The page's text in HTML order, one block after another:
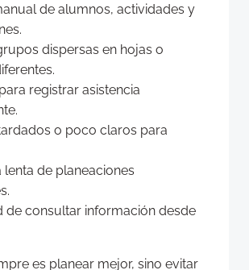
de alumnos, actividades y
dispersas en hojas o
registrar asistencia
o poco claros para
lenta de planeaciones
de consultar información desde
es planear mejor, sino evitar